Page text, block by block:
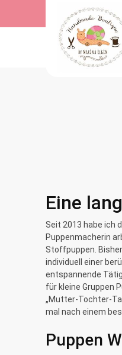
Eine
Seit 2013 habe ich
Puppenmacherin
Stoffpuppen.
individuell einer
entspannende
für kleine Gruppen
„Mutter-Tochter-
mal nach einem
Puppen